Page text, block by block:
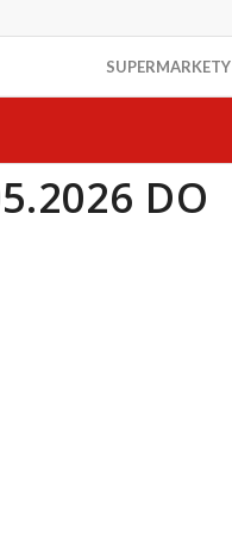
SUPERMARKETY
DO